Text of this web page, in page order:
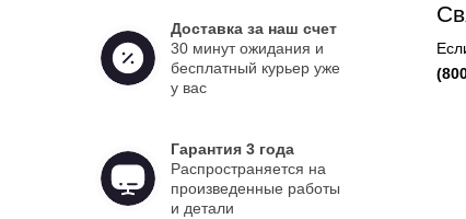
Доставка за наш счет
30 минут ожидания и
бесплатный курьер уже
у вас
Гарантия 3 года
Распространяется на
произведенные работы
и детали